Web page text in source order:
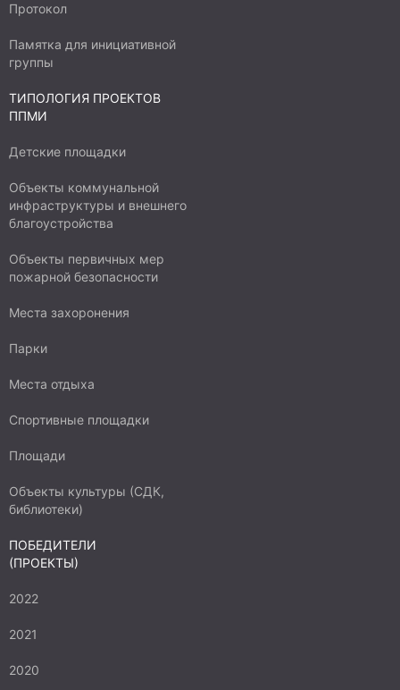
Протокол
Памятка для инициативной
группы
ТИПОЛОГИЯ ПРОЕКТОВ
ППМИ
Детские площадки
Объекты коммунальной
инфраструктуры и внешнего
благоустройства
Объекты первичных мер
пожарной безопасности
Места захоронения
Парки
Места отдыха
Спортивные площадки
Площади
Объекты культуры (СДК,
библиотеки)
ПОБЕДИТЕЛИ
(ПРОЕКТЫ)
2022
2021
2020